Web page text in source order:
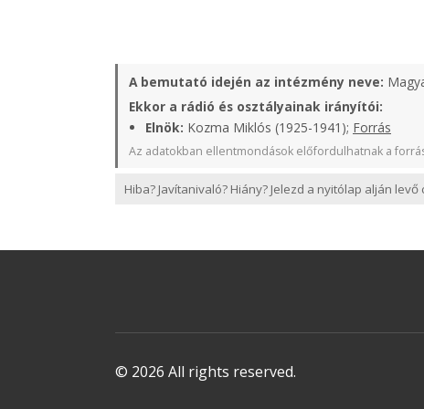
A bemutató idején az intézmény neve:
Ekkor a rádió és osztályainak irányítói:
Elnök: Kozma Miklós (1925-1941); Forrás
Az adatokban ellentmondások előfordulhatnak a
Hiba? Javítanivaló? Hiány? Jelezd a nyitólap alján levő
© 2026 All rights reserved.